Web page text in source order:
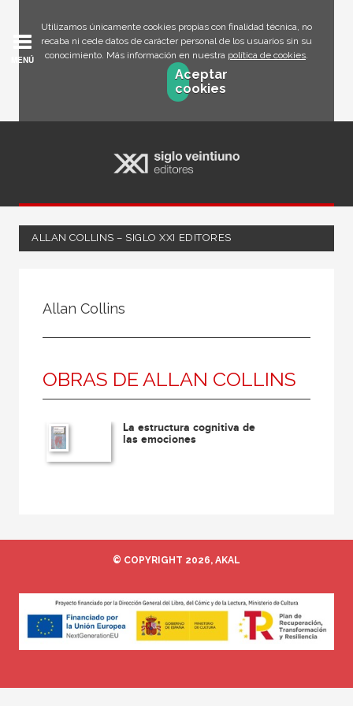
Utilizamos únicamente cookies propias con finalidad técnica, no
recaba ni cede datos de carácter personal de los usuarios sin su
conocimiento. Más información en nuestra política de cookies.
Aceptar
cookies
MENÚ
ALLAN COLLINS – SIGLO XXI EDITORES
Allan Collins
OBRAS DE ALLAN COLLINS
La estructura cognitiva de
las emociones
© COPYRIGHT 2026, AKAL